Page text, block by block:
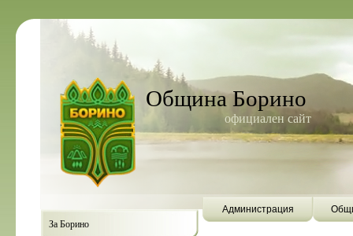
Община Борино
официален сайт
Администрация
За Борино